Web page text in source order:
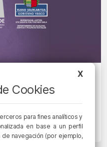
euros en
planes de
HERRI IRRATIA
X
Cookies
para fines analíticos y
en base a un perfil
navegación (por ejemplo,